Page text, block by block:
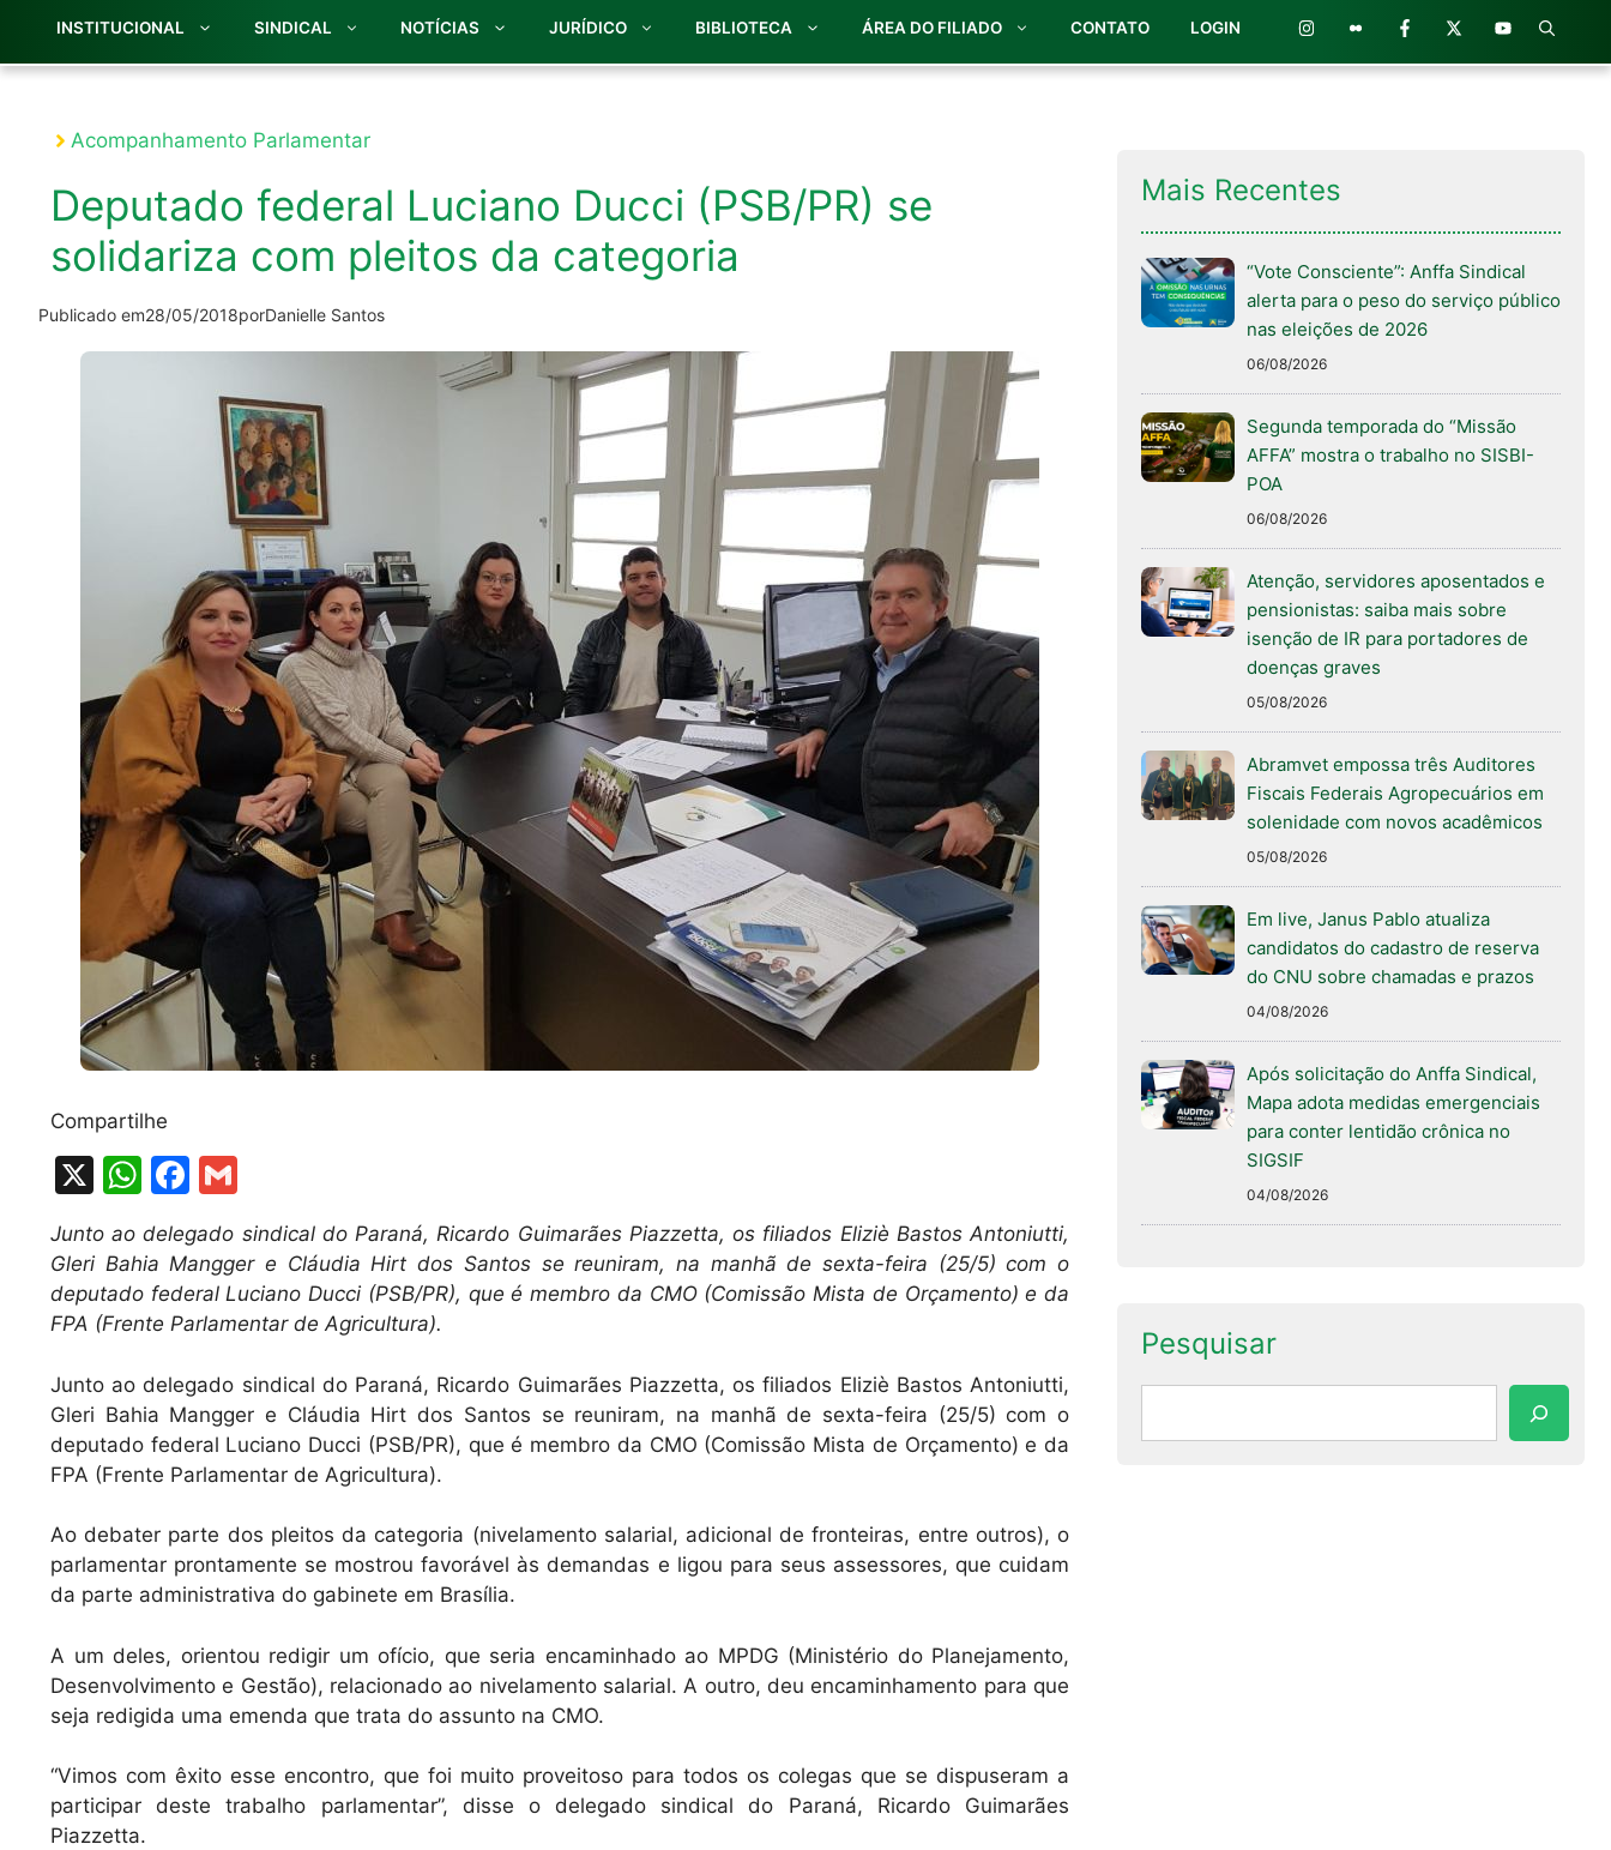
INSTITUCIONAL SINDICAL NOTÍCIAS JURÍDICO BIBLIOTECA ÁREA DO FILIADO CONTATO LOGIN
Acompanhamento Parlamentar
Deputado federal Luciano Ducci (PSB/PR) se
solidariza com pleitos da categoria
Publicado em28/05/2018porDanielle Santos
Compartilhe
X
W
h
at
s
A
p
p
F
c
e
b
o
k
m
ai
l
Junto ao delegado sindical do Paraná, Ricardo Guimarães Piazzetta, os filiados Eliziè Bastos Antoniutti,
Gleri Bahia Mangger e Cláudia Hirt dos Santos se reuniram, na manhã de sexta-feira (25/5) com o
deputado federal Luciano Ducci (PSB/PR), que é membro da CMO (Comissão Mista de Orçamento) e da
FPA (Frente Parlamentar de Agricultura).
Junto ao delegado sindical do Paraná, Ricardo Guimarães Piazzetta, os filiados Eliziè Bastos Antoniutti,
Gleri Bahia Mangger e Cláudia Hirt dos Santos se reuniram, na manhã de sexta-feira (25/5) com o
deputado federal Luciano Ducci (PSB/PR), que é membro da CMO (Comissão Mista de Orçamento) e da
FPA (Frente Parlamentar de Agricultura).
Ao debater parte dos pleitos da categoria (nivelamento salarial, adicional de fronteiras, entre outros), o
parlamentar prontamente se mostrou favorável às demandas e ligou para seus assessores, que cuidam
da parte administrativa do gabinete em Brasília.
A um deles, orientou redigir um ofício, que seria encaminhado ao MPDG (Ministério do Planejamento,
Desenvolvimento e Gestão), relacionado ao nivelamento salarial. A outro, deu encaminhamento para que
seja redigida uma emenda que trata do assunto na CMO.
“Vimos com êxito esse encontro, que foi muito proveitoso para todos os colegas que se dispuseram a
participar deste trabalho parlamentar”, disse o delegado sindical do Paraná, Ricardo Guimarães
Piazzetta.
Mais Recentes
“Vote Consciente”: Anffa Sindical
alerta para o peso do serviço público
nas eleições de 2026
06/08/2026
Segunda temporada do “Missão
AFFA” mostra o trabalho no SISBI-
POA
06/08/2026
Atenção, servidores aposentados e
pensionistas: saiba mais sobre
isenção de IR para portadores de
doenças graves
05/08/2026
Abramvet empossa três Auditores
Fiscais Federais Agropecuários em
solenidade com novos acadêmicos
05/08/2026
Em live, Janus Pablo atualiza
candidatos do cadastro de reserva
do CNU sobre chamadas e prazos
04/08/2026
Após solicitação do Anffa Sindical,
Mapa adota medidas emergenciais
para conter lentidão crônica no
SIGSIF
04/08/2026
Pesquisar